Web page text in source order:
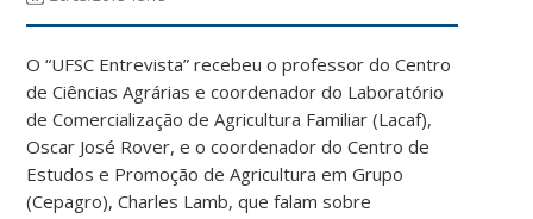
O “UFSC Entrevista” recebeu o professor do Centro
de Ciências Agrárias e coordenador do Laboratório
de Comercialização de Agricultura Familiar (Lacaf),
Oscar José Rover, e o coordenador do Centro de
Estudos e Promoção de Agricultura em Grupo
(Cepagro), Charles Lamb, que falam sobre